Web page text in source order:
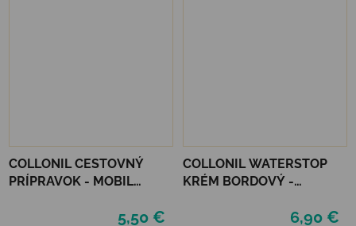
COLLONIL CESTOVNÝ
PRÍPRAVOK - MOBIL
5,50 €
COLLONIL WATERSTOP
KRÉM BORDOVÝ -
6,90 €